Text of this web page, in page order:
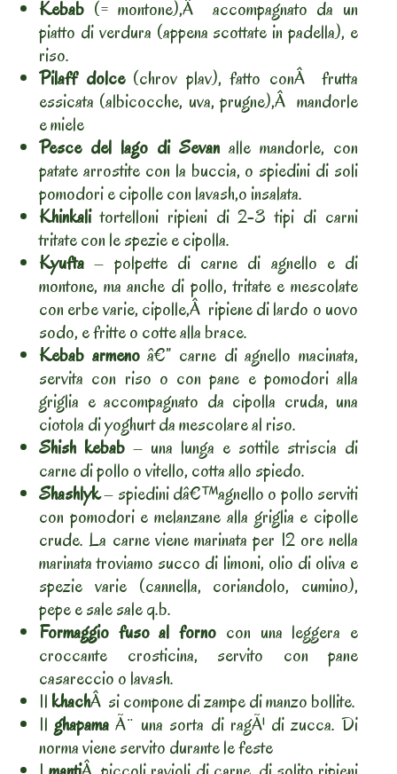
Kebab (= montone),Â accompagnato da un
piatto di verdura (appena scottate in padella), e
riso.
Pilaff dolce(chrov plav), fatto conÂ frutta
essicata (albicocche, uva, prugne),Â mandorle
e miele
Pesce del lago di Sevan alle mandorle, con
patate arrostite con la buccia, o spiedini di soli
pomodori e cipolle con lavash,o insalata.
Khinkalitortelloni ripieni di 2-3 tipi di carni
tritate con le spezie e cipolla.
Kyufta – polpette di carne di agnello e di
montone, ma anche di pollo, tritate e mescolate
con erbe varie, cipolle,Â ripiene di lardo o uovo
sodo, e fritte o cotte alla brace.
Kebab armenoâ€” carne di agnello macinata,
servita con riso o con pane e pomodori alla
griglia e accompagnato da cipolla cruda, una
ciotola di yoghurt da mescolare al riso.
Shish kebab – una lunga e sottile striscia di
carne di pollo o vitello, cotta allo spiedo.
Shashlyk– spiedini dâ€™agnello o pollo serviti
con pomodori e melanzane alla griglia e cipolle
crude. La carne viene marinata per 12 ore nella
marinata troviamo succo di limoni, olio di oliva e
spezie varie (cannella, coriandolo, cumino),
pepe e sale sale q.b.
Formaggio fuso al forno con una leggera e
croccante crosticina, servito con pane
casareccio o lavash.
Il khachÂ si compone di zampe di manzo bollite.
Ilghapama Ã¨ una sorta di ragÃ¹ di zucca. Di
norma viene servito durante le feste